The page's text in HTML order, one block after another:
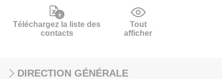
Téléchargez la liste des
contacts
Tout
afficher
DIRECTION GÉNÉRALE